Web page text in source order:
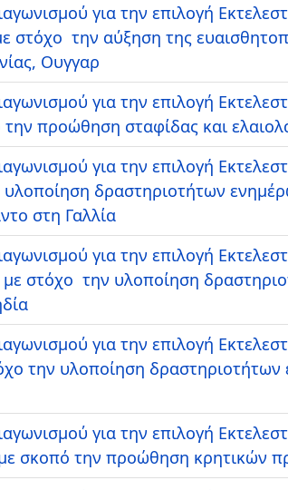
για την επιλογή
στόχο την αύξηση της
Ουγγαρ
για την επιλογή
προώθηση σταφίδας και
για την επιλογή
δραστηριοτήτων
στη Γαλλία
για την επιλογή
στόχο την υλοποίηση
για την επιλογή
την υλοποίηση
για την επιλογή
με σκοπό την προώθηση κρητικών